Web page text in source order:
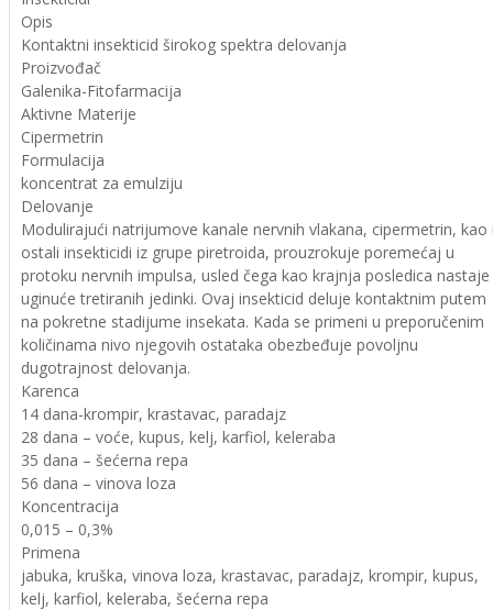
Opis
Kontaktni insekticid širokog spektra delovanja
Proizvođač
Galenika-Fitofarmacija
Aktivne Materije
Cipermetrin
Formulacija
koncentrat za emulziju
Delovanje
Modulirajući natrijumove kanale nervnih vlakana, cipermetrin, kao
ostali insekticidi iz grupe piretroida, prouzrokuje poremećaj u
protoku nervnih impulsa, usled čega kao krajnja posledica nastaje
uginuće tretiranih jedinki. Ovaj insekticid deluje kontaktnim putem
na pokretne stadijume insekata. Kada se primeni u preporučenim
količinama nivo njegovih ostataka obezbeđuje povoljnu
dugotrajnost delovanja.
Karenca
14 dana-krompir, krastavac, paradajz
28 dana – voće, kupus, kelj, karfiol, keleraba
35 dana – šećerna repa
56 dana – vinova loza
Koncentracija
0,015 – 0,3%
Primena
jabuka, kruška, vinova loza, krastavac, paradajz, krompir, kupus,
kelj, karfiol, keleraba, šećerna repa